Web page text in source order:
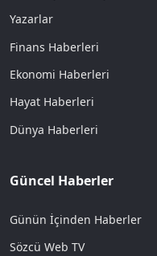
Yazarlar
Finans Haberleri
Ekonomi Haberleri
Hayat Haberleri
Dünya Haberleri
Güncel Haberler
Günün İçinden Haberler
Sözcü Web TV